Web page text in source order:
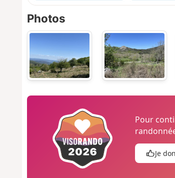
Photos
Pour
Je